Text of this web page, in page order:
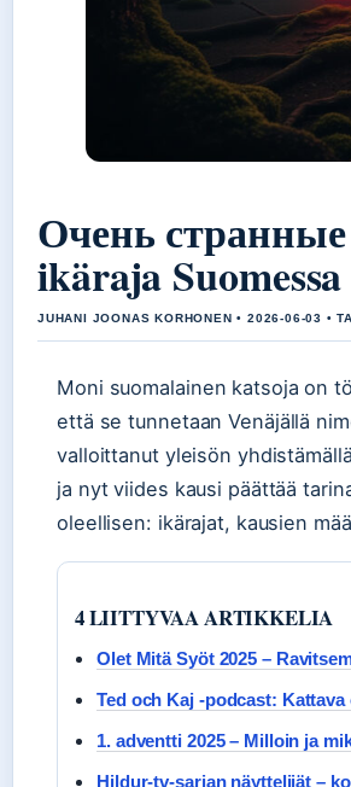
Очень
ikäraja Suomessa
JUHANI JOONAS KORHONEN • 2026-06-03 •
Moni suomalainen katsoja on
että se tunnetaan Venäjällä
valloittanut yleisön
ja nyt viides kausi päättää
oleellisen: ikärajat, kausien
4 LIITTYVAA ARTIKKELIA
Olet Mitä Syöt 2025 –
Ted och Kaj -podcast:
1. adventti 2025 – Milloin ja
Hildur-tv-sarjan näyttelijät –